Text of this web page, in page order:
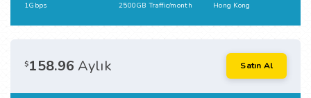
1Gbps 2500GB Traffic/month Hong Kong
$158.96Aylık Satın Al